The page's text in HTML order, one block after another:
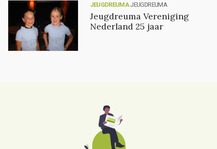
JEUGDREUMA JEUGDREUMA
Jeugdreuma Vereniging
Nederland 25 jaar